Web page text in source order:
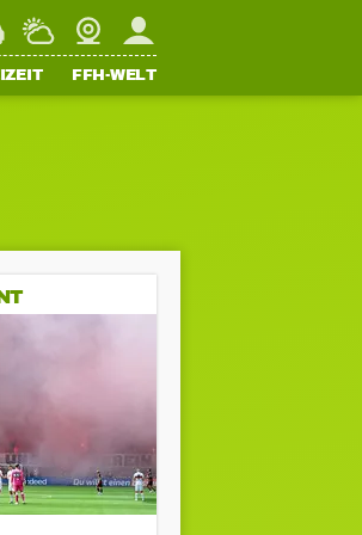
WetterWebcamMein FFH
FFH-WELT